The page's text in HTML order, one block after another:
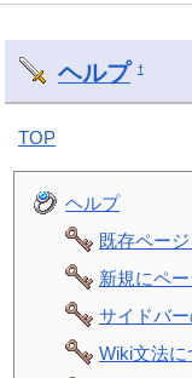
ヘルプ †
TOP
ヘルプ
既存ペー
新規にペ
サイドバ
Wiki文法に